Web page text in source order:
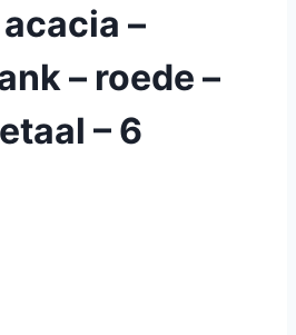
–
– roede –
– 6